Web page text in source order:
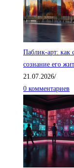
Паблик-арт: как
сознание его
21.07.2026/
0 комментариев